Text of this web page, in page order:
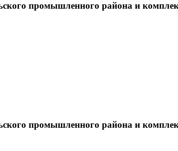
промышленного района и
промышленного района и